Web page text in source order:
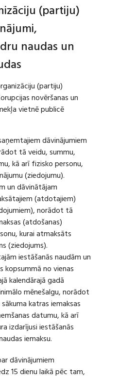
(partiju)
naudas un
(partiju)
novēršanas un
vietnē publicē
dāvinājumiem
tā veidu, summu,
kā arī fizisko personu,
(ziedojumu).
un dāvinātājam
(atdotajiem)
norādot tā
(atdošanas)
kurai atmaksāts
(ziedojums).
iestāšanās naudām un
kopsummā no vienas
kalendārajā gadā
mēnešalgu, norādot
katras iemaksas
datumu, kā arī
izdarījusi iestāšanās
iemaksu.
dāvinājumiem
15 dienu laikā pēc tam,